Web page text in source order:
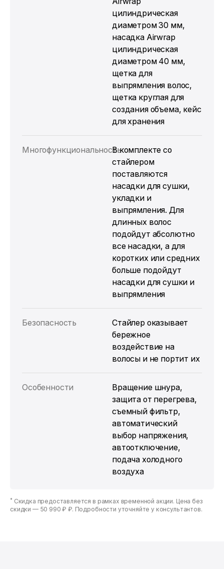
цилиндрическая
диаметром 30 мм,
насадка Airwrap
цилиндрическая
диаметром 40 мм,
щетка для
выпрямления волос,
щетка круглая для
создания объема, кейс
для хранения
МногофункциональностьВ комплекте со
стайлером
поставляются
насадки для сушки,
укладки и
выпрямления. Для
длинных волос
подойдут абсолютно
все насадки, а для
коротких или средних
больше подойдут
насадки для сушки и
выпрямления
Безопасность
Стайлер оказывает
бережное
воздействие на
волосы и не портит их
Особенности
Вращение шнура,
защита от перегрева,
съемный фильтр,
автоматический
выбор напряжения,
автоотключение,
подача холодного
воздуха
* Скидка предоставляется в рамках временной акции. Цена без
скидки — 50 990 ₽ ₽. Подробности уточняйте у консультантов.